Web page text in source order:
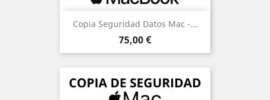
Copia Seguridad Datos Mac -...
Precio
75,00 €